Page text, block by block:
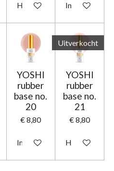
Houd mij op de hoogte
In
YOSHI
rubber
base no.
20
€ 8,80
In winkelwagen
Uitverkocht
YOSHI
rubber
base no.
21
€ 8,80
Houd mij op